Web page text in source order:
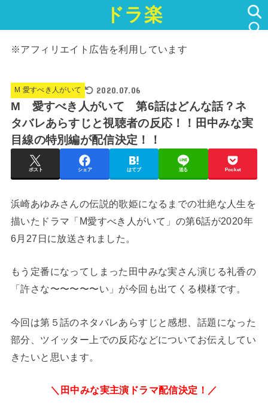
ドラ楽
※アフィリエイト広告を利用しています
M 愛すべき人がいて 2020.07.06
M 愛すべき人がいて 第6話はどんな話？ネ
タバレあらすじと視聴者の反応！！田中みな実
目線の特別編が配信決定！！
ポスト シェア はてブ 送る Pocket
浜崎あゆみさんの伝説的歌姫になるまでの壮絶な人生を
描いたドラマ「M愛すべき人がいて」の第6話が2020年
6月27日に放送されました。
もう定番になってしまった田中みな実さん演じる礼香の
「許さな〜〜〜〜〜い」が今回も出てくる模様です。
今回は第５話のネタバレあらすじと感想、話題になった
部分、ツイッター上での反応などについてお伝えしてい
きたいと思います。
＼田中みな実主演ドラマ配信決定！／